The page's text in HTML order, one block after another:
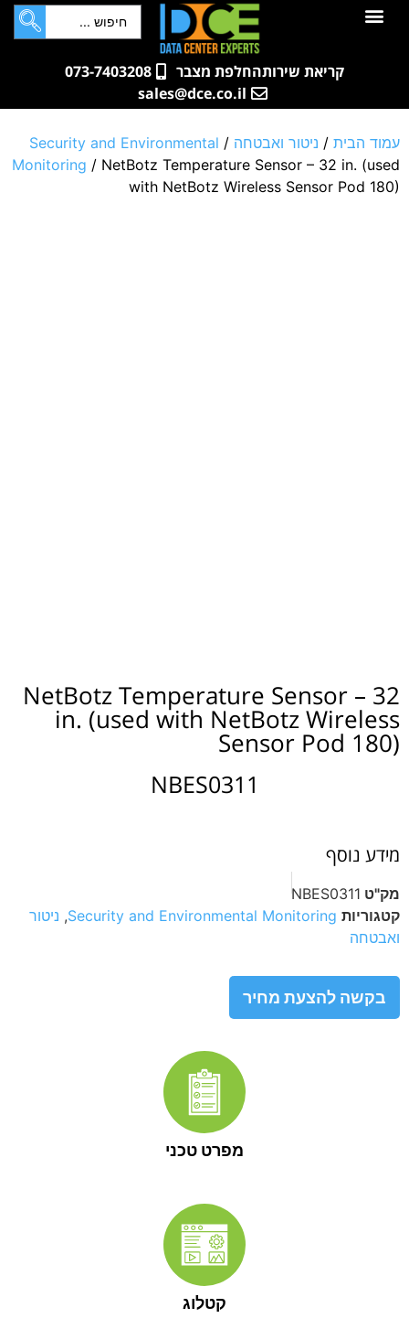
לתוכן
קריאת שירותהחלפת מצבר
073-7403208
sales@dce.co.il
עמוד הבית / ניטור ואבטחה /
Security and Environmental
Monitoring / NetBotz Temperature Sensor – 32 in. (used
with NetBotz Wireless Sensor Pod 180)
NetBotz Temperature Sensor – 32
in. (used with NetBotz Wireless
Sensor Pod 180)
NBES0311
מידע נוסף
מק"ט NBES0311
קטגוריות Security and Environmental Monitoring
, ניטור
ואבטחה
בקשה להצעת מחיר
מפרט טכני
קטלוג